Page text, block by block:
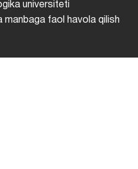
universiteti
manbaga faol havola qilish